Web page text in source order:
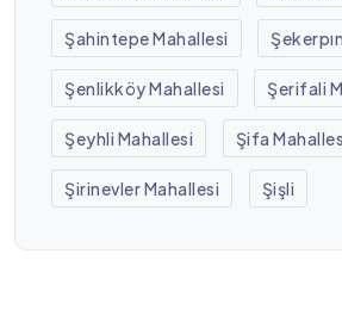
Şahintepe Mahallesi
Şenlikköy Mahallesi Şerifali
Şeyhli Mahallesi Şifa
Şirinevler Mahallesi Şişli